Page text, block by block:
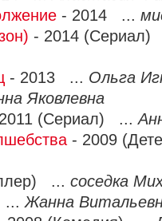
- 2014 ...
- 2014
- 2013 ... Ольга
Яковлевна
(Сериал) ...
- 2009
... соседка
... Жанна